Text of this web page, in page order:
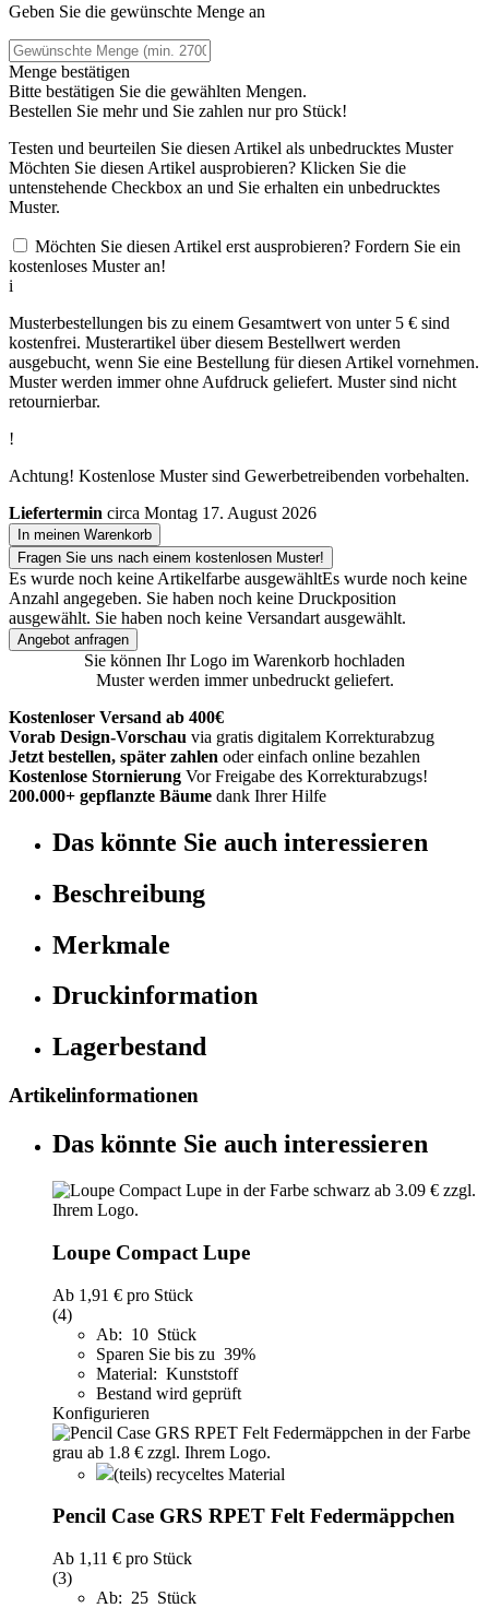
Geben Sie die gewünschte Menge an
Menge bestätigen
Bitte bestätigen Sie die gewählten Mengen.
Bestellen Sie mehr und Sie zahlen nurpro Stück!
Testen und beurteilen Sie diesen Artikel als unbedrucktes Muster
Möchten Sie diesen Artikel ausprobieren? Klicken Sie die
untenstehende Checkbox an und Sie erhalten ein unbedrucktes
Muster.
Möchten Sie diesen Artikel erst ausprobieren? Fordern Sie ein
kostenloses Muster an!
i
Musterbestellungen bis zu einem Gesamtwert von unter 5 € sind
kostenfrei. Musterartikel über diesem Bestellwert werden
ausgebucht, wenn Sie eine Bestellung für diesen Artikel vornehmen.
Muster werden immer ohne Aufdruck geliefert. Muster sind nicht
retournierbar.
!
Achtung! Kostenlose Muster sind Gewerbetreibenden vorbehalten.
Liefertermin circa Montag 17. August 2026
In meinen Warenkorb
Fragen Sie uns nach einem kostenlosen Muster!
Es wurde noch keine Artikelfarbe ausgewähltEs wurde noch keine
Anzahl angegeben. Sie haben noch keine Druckposition
ausgewählt. Sie haben noch keine Versandart ausgewählt.
Angebot anfragen
Sie können Ihr Logo im Warenkorb hochladen
Muster werden immer unbedruckt geliefert.
Kostenloser Versand ab 400€
Vorab Design-Vorschau via gratis digitalem Korrekturabzug
Jetzt bestellen, später zahlen oder einfach online bezahlen
Kostenlose Stornierung Vor Freigabe des Korrekturabzugs!
200.000+ gepflanzte Bäume dank Ihrer Hilfe
Das könnte Sie auch interessieren
Beschreibung
Merkmale
Druckinformation
Lagerbestand
Artikelinformationen
Das könnte Sie auch interessieren
Loupe Compact Lupe
Ab 1,91 € pro Stück
(4)
Ab: 10 Stück
Sparen Sie bis zu 39%
Material: Kunststoff
Bestand wird geprüft
Konfigurieren
(teils) recyceltes Material
Pencil Case GRS RPET Felt Federmäppchen
Ab 1,11 € pro Stück
(3)
Ab: 25 Stück